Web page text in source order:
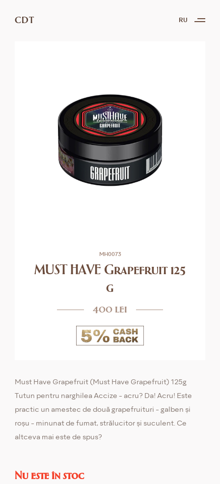
CDT RU
MH0073
MUST HAVE Grapefruit 125
g
400 lei
Must Have Grapefruit (Must Have Grapefruit) 125g
Tutun pentru narghilea Accize - acru? Da! Acru! Este
practic un amestec de două grapefruituri - galben și
roșu - minunat de fumat, strălucitor și suculent. Ce
altceva mai este de spus?
Nu este în stoc